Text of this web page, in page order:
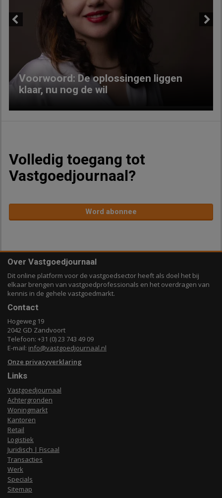
Voorwoord: De oplossingen liggen
klaar, nu nog de wil
Volledig toegang tot
Vastgoedjournaal?
Word abonnee
Over Vastgoedjournaal
Dit online platform voor de vastgoedsector heeft als doel het bij
elkaar brengen van vastgoedprofessionals en het overdragen van
kennis in de gehele vastgoedmarkt.
Contact
Hogeweg 19
2042 GD Zandvoort
Telefoon: +31 (0) 23 743 49 09
E-mail: info@vastgoedjournaal.nl
Onze privacyverklaring
Links
Vastgoedjournaal
Achtergronden
Woningmarkt
Kantoren
Retail
Logistiek
Juridisch | Fiscaal
Transacties
Werk
Specials
Sitemap